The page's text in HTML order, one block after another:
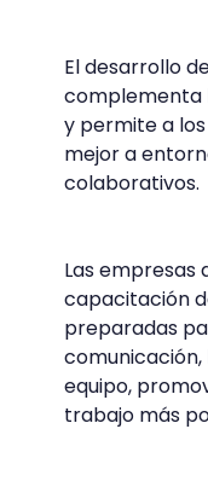
El desarrollo
complementa
y permite a
mejor a
colaborativos.
Las empresas
capacitación
preparadas
comunicación,
equipo,
trabajo más